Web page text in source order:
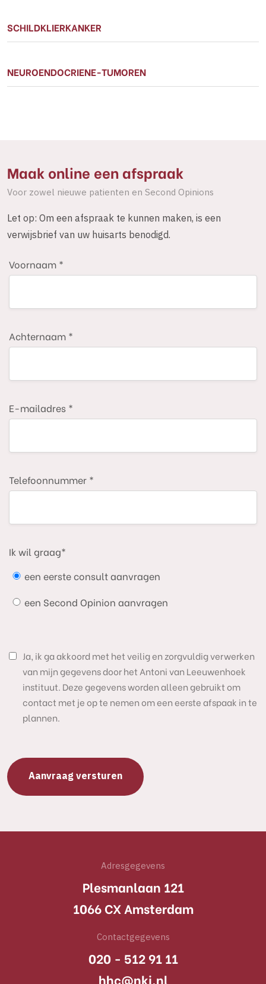
SCHILDKLIERKANKER
NEUROENDOCRIENE-TUMOREN
Maak online een afspraak
Voor zowel nieuwe patienten en Second Opinions
Let op: Om een afspraak te kunnen maken, is een
verwijsbrief van uw huisarts benodigd.
Voornaam *
Achternaam *
E-mailadres *
Telefoonnummer *
Ik wil graag*
een eerste consult aanvragen
een Second Opinion aanvragen
Ja, ik ga akkoord met het veilig en zorgvuldig verwerken
van mijn gegevens door het Antoni van Leeuwenhoek
instituut. Deze gegevens worden alleen gebruikt om
contact met je op te nemen om een eerste afspaak in te
plannen.
Adresgegevens
Plesmanlaan 121
1066 CX Amsterdam
Contactgegevens
020 - 512 91 11
hhc@nki.nl